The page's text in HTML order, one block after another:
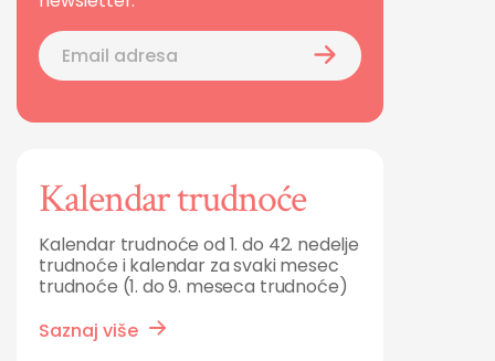
Kalendar trudnoće
Kalendar trudnoće od 1. do 42. nedelje
trudnoće i kalendar za svaki mesec
trudnoće (1. do 9. meseca trudnoće)
Saznaj više